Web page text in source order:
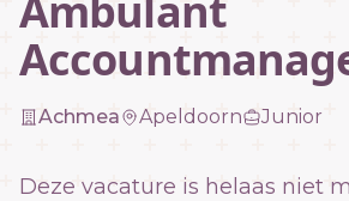
Achmea Apeldoorn Junior
Deze vacature is helaas niet